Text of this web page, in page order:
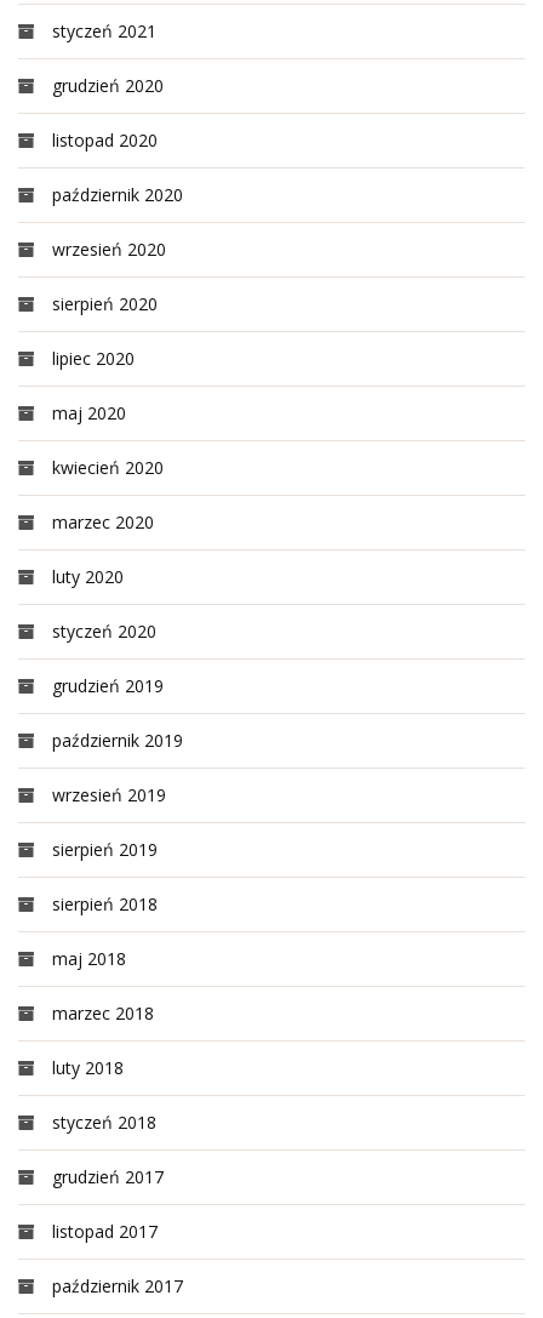
styczeń 2021
grudzień 2020
listopad 2020
październik 2020
wrzesień 2020
sierpień 2020
lipiec 2020
maj 2020
kwiecień 2020
marzec 2020
luty 2020
styczeń 2020
grudzień 2019
październik 2019
wrzesień 2019
sierpień 2019
sierpień 2018
maj 2018
marzec 2018
luty 2018
styczeń 2018
grudzień 2017
listopad 2017
październik 2017